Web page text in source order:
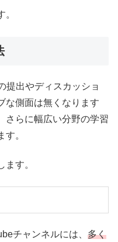
提出やディスカッショ
な側面は無くなります
さらに幅広い分野の学習
。
す。
チャンネルには、 多く